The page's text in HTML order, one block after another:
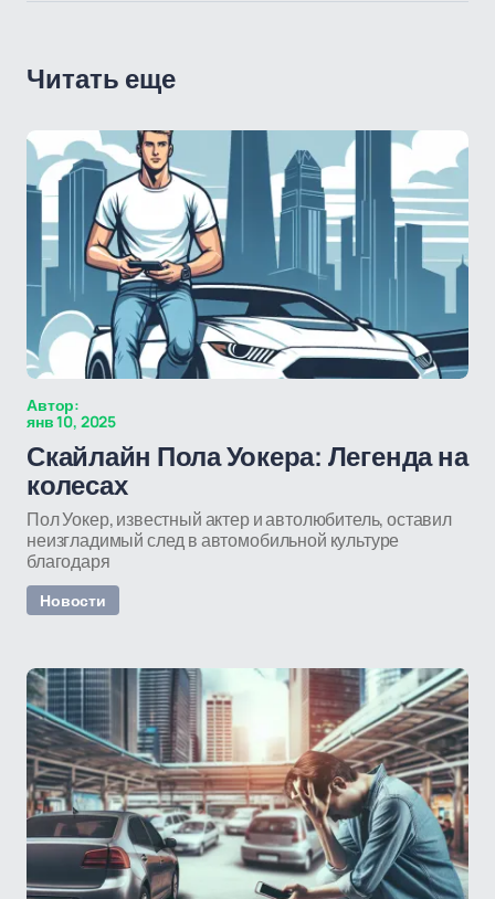
Читать еще
Автор:
янв 10, 2025
Скайлайн Пола Уокера: Легенда на
колесах
Пол Уокер, известный актер и автолюбитель, оставил
неизгладимый след в автомобильной культуре
благодаря
Новости